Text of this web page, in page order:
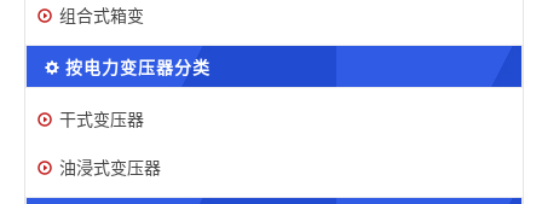
组合式箱变
按电力变压器分类
干式变压器
油浸式变压器